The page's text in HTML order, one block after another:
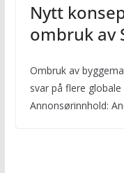
Nytt
ombruk av
Ombruk av
svar på flere
Annonsørinnhold: